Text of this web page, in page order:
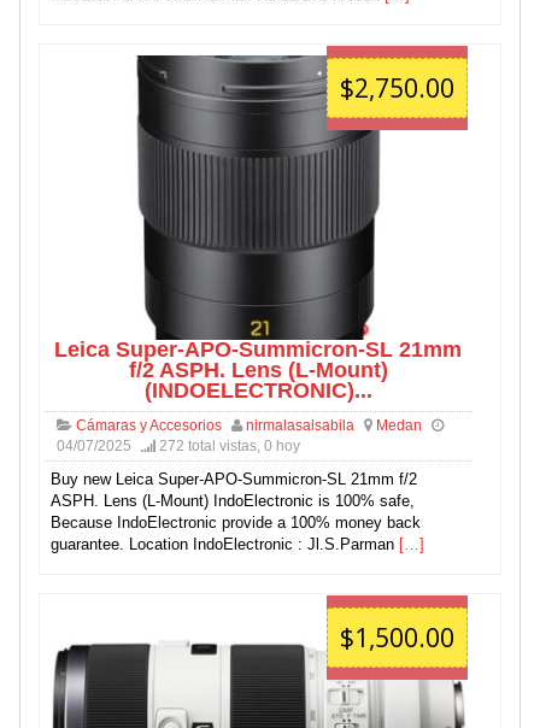
$2,750.00
Leica Super-APO-Summicron-SL 21mm
f/2 ASPH. Lens (L-Mount)
(INDOELECTRONIC)...
Cámaras y Accesorios nirmalasalsabila
Medan
04/07/2025
272 total vistas, 0 hoy
Buy new Leica Super-APO-Summicron-SL 21mm f/2
ASPH. Lens (L-Mount) IndoElectronic is 100% safe,
Because IndoElectronic provide a 100% money back
guarantee. Location IndoElectronic : Jl.S.Parman […]
$1,500.00